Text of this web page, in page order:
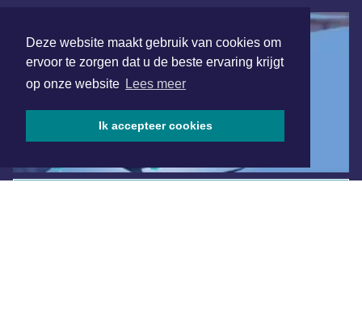
Deze website maakt gebruik van cookies om
ervoor te zorgen dat u de beste ervaring krijgt
op onze website Lees meer
Ik accepteer cookies